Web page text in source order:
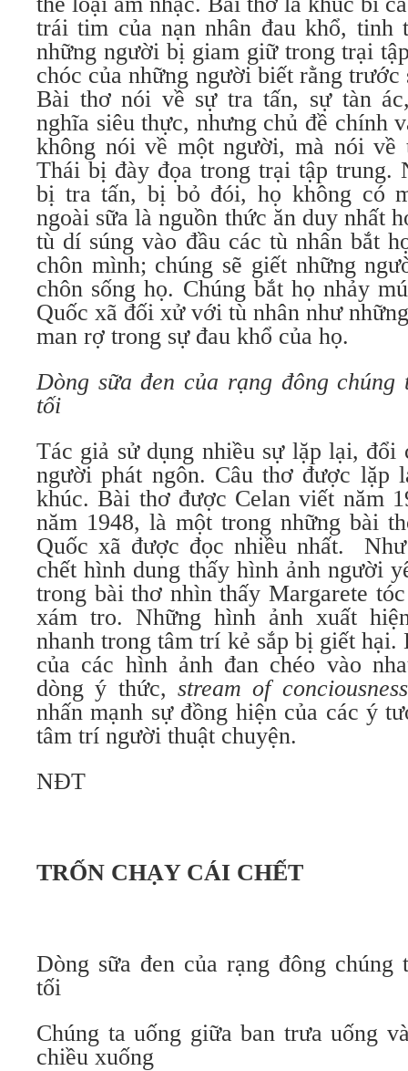
trái tim của nạn nhân đau khổ, tinh
những người bị giam giữ trong trại
chóc của những người biết rằng
Bài thơ nói về sự tra tấn, sự tàn
nghĩa siêu thực, nhưng chủ đề chính
không nói về một người, mà nói
Thái bị đày đọa trong trại tập trung.
bị tra tấn, bị bỏ đói, họ không có
ngoài sữa là nguồn thức ăn duy nhất
tù dí súng vào đầu các tù nhân bắt
chôn mình; chúng sẽ giết những
chôn sống họ. Chúng bắt họ nhảy
Quốc xã đối xử với tù nhân như
man rợ trong sự đau khổ của họ.
Dòng sữa đen của rạng đông chúng
tối
Tác giả sử dụng nhiều sự lặp lại, đổi
người phát ngôn. Câu thơ được lặp
khúc. Bài thơ được Celan viết năm
năm 1948, là một trong những bài
Quốc xã được đọc nhiều nhất.
chết hình dung thấy hình ảnh người
trong bài thơ nhìn thấy Margarete
xám tro. Những hình ảnh xuất
nhanh trong tâm trí kẻ sắp bị giết
của các hình ảnh đan chéo vào
dòng ý thức, stream of conciousness
nhấn mạnh sự đồng hiện của các ý
tâm trí người thuật chuyện.
NĐT
TRỐN CHẠY CÁI CHẾT
Dòng sữa đen của rạng đông chúng
tối
Chúng ta uống giữa ban trưa uống
chiều xuống